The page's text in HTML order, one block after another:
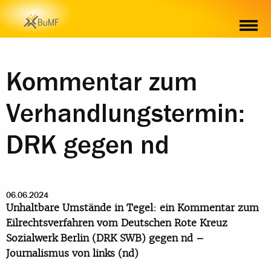
Kommentar zum
Verhandlungstermin:
DRK gegen nd
06.06.2024
Unhaltbare Umstände in Tegel: ein Kommentar zum
Eilrechtsverfahren vom Deutschen Rote Kreuz
Sozialwerk Berlin (DRK SWB) gegen nd –
Journalismus von links (nd)